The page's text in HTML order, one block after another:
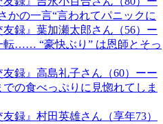
かの一言“言われてパニックに
録』葉加瀬太郎さん（56）ー
転…… “豪快ぶり” は恩師とそっ
録』高島礼子さん（60）ーー
の食べっぷりに見惚れてしま
録』村田英雄さん（享年73）